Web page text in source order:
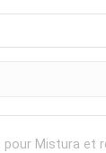
Mistura et